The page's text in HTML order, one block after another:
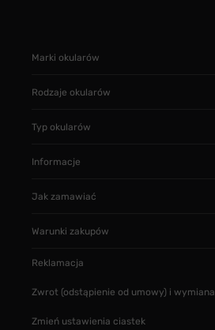
Marki okularów
Rodzaje okularów
Typ okularów
Informacje
Jak zamawiać
Warunki zakupów
Reklamacja
Zwrot (odstąpienie od umowy) i wymiana
Zmień ustawienia ciastek